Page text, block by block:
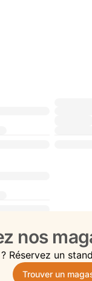
nos
Réservez un
Trouver un